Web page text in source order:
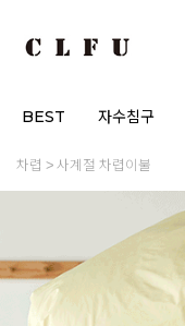
BEST 자수침구
차렵 사계절 차렵이불